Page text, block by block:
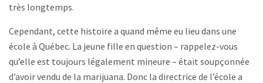
très longtemps.
Cependant, cette histoire a quand même eu lieu dans une
école à Québec. La jeune fille en question – rappelez-vous
qu’elle est toujours légalement mineure – était soupçonnée
d’avoir vendu de la marijuana. Donc la directrice de l’école a